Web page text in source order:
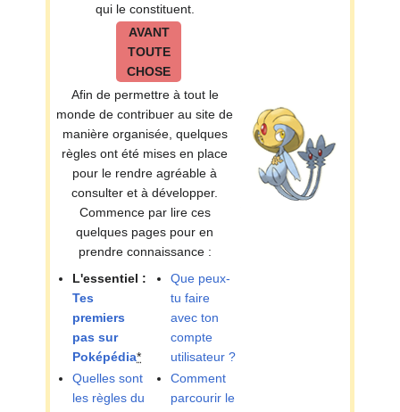
qui le constituent.
AVANT
TOUTE
CHOSE
Afin de permettre à tout le
monde de contribuer au site de
manière organisée, quelques
règles ont été mises en place
pour le rendre agréable à
consulter et à développer.
Commence par lire ces
quelques pages pour en
prendre connaissance :
L'essentiel :
Tes
premiers
pas sur
Poképédia*
Quelles sont
les règles du
Que peux-
tu faire
avec ton
compte
utilisateur ?
Comment
parcourir le